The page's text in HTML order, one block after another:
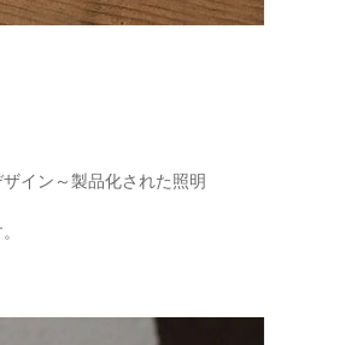
イン～製品化された照明